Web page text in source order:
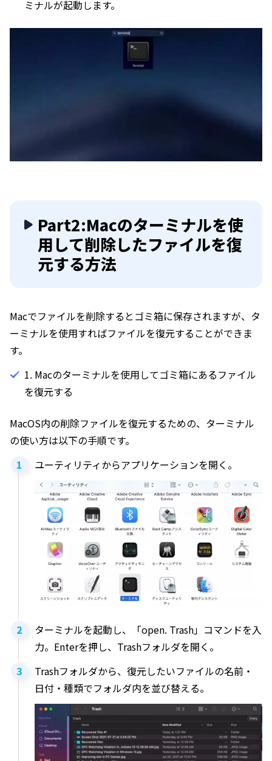
ミナルが起動します。
Part2:Macのターミナルを使
用して削除したファイルを復
元する方法
Macでファイルを削除するとゴミ箱に保存されますが、タ
ーミナルを使用すればファイルを復元することができま
す。
1. Macのターミナルを使用してゴミ箱にあるファイル
を復元する
MacOS内の削除ファイルを復元するための、ターミナル
の使い方は以下の手順です。
ユーティリティからアプリケーションを開く。
ターミナルを起動し、「open. Trash」コマンドを入
力。Enterを押し、Trashフォルダを開く。
Trashフォルダから、復元したいファイルの名前・
日付・種類でフォルダ内を並び替える。